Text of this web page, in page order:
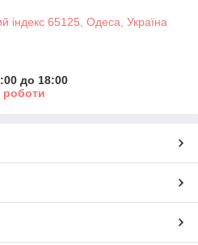
індекс 65125, Одеса, Україна
до 18:00
роботи